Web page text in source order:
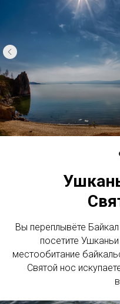
Вы переплывёте
посетите
местообитание
Святой нос